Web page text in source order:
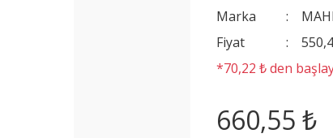
Marka
Fiyat
*70,22 ₺ den
660,55 ₺